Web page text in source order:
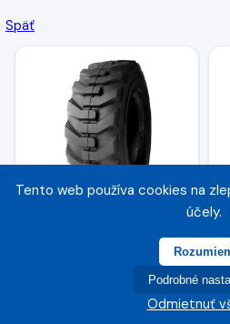
Späť
Power HD TL 8PR
Tento web používa cookies na
účely.
Podrobné
Odmietnuť